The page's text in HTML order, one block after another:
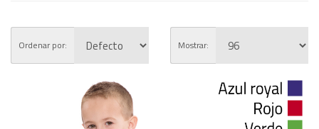
Ordenar por: Mostrar: